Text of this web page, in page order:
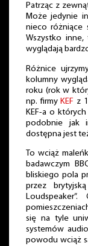
Patrząc z
Może jedynie
nieco różniące
Wszystko inne,
wyglądają
Różnice
kolumny
roku (rok w
np. firmy KEF z
KEF-a o
podobnie jak
dostępna jest
To wciąż
badawczym
bliskiego pola
przez
się na tyle
systemów
powodu wciąż